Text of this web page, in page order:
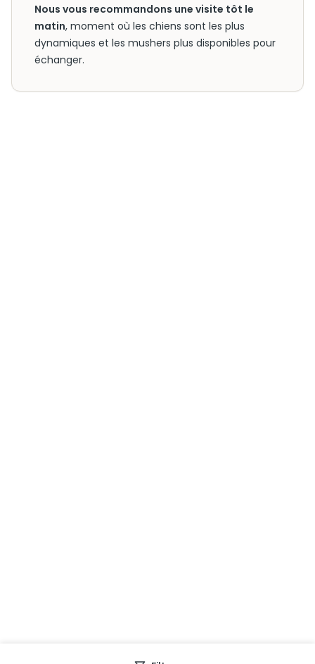
Nous vous recommandons une visite tôt le
matin, moment où les chiens sont les plus
dynamiques et les mushers plus disponibles pour
échanger.